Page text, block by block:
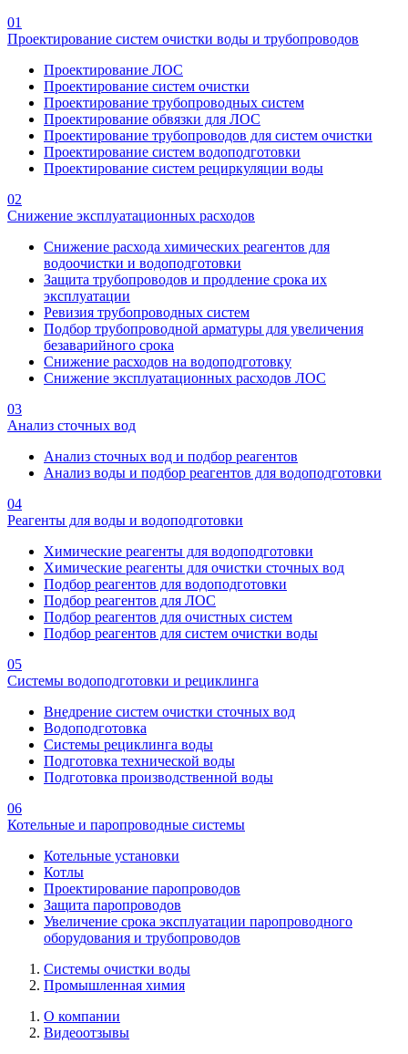
01
Проектирование систем очистки воды и трубопроводов
Проектирование ЛОС
Проектирование систем очистки
Проектирование трубопроводных систем
Проектирование обвязки для ЛОС
Проектирование трубопроводов для систем очистки
Проектирование систем водоподготовки
Проектирование систем рециркуляции воды
02
Снижение эксплуатационных расходов
Снижение расхода химических реагентов для
водоочистки и водоподготовки
Защита трубопроводов и продление срока их
эксплуатации
Ревизия трубопроводных систем
Подбор трубопроводной арматуры для увеличения
безаварийного срока
Снижение расходов на водоподготовку
Снижение эксплуатационных расходов ЛОС
03
Анализ сточных вод
Анализ сточных вод и подбор реагентов
Анализ воды и подбор реагентов для водоподготовки
04
Реагенты для воды и водоподготовки
Химические реагенты для водоподготовки
Химические реагенты для очистки сточных вод
Подбор реагентов для водоподготовки
Подбор реагентов для ЛОС
Подбор реагентов для очистных систем
Подбор реагентов для систем очистки воды
05
Системы водоподготовки и рециклинга
Внедрение систем очистки сточных вод
Водоподготовка
Системы рециклинга воды
Подготовка технической воды
Подготовка производственной воды
06
Котельные и паропроводные системы
Котельные установки
Котлы
Проектирование паропроводов
Защита паропроводов
Увеличение срока эксплуатации паропроводного
оборудования и трубопроводов
Системы очистки воды
Промышленная химия
О компании
Видеоотзывы